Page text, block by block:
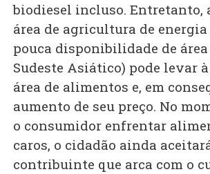
biodiesel incluso. Entretanto,
área de agricultura de energia
pouca disponibilidade de área
Sudeste Asiático) pode levar
área de alimentos e, em
aumento de seu preço. No
o consumidor enfrentar
caros, o cidadão ainda
contribuinte que arca com o